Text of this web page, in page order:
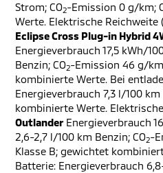
Strom; CO2-Emission 0 g/km;
Werte. Elektrische Reichweite
Eclipse Cross Plug-in Hybrid
Energieverbrauch 17,5 kWh/
Benzin; CO2-Emission 46 g/
kombinierte Werte. Bei
Energieverbrauch 7,3 l/100 km
kombinierte Werte.
Outlander Energieverbrauch
2,6-2,7 l/100 km Benzin; CO2-
Klasse B; gewichtet
Batterie: Energieverbrauch